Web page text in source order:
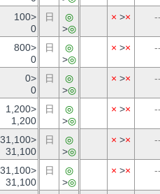
100>
0
日
◎
>◎
× >×
800>
0
日
◎
>◎
× >×
0>
0
日
◎
>◎
× >×
1,200>
1,200
日
◎
>◎
× >×
31,100>
31,100
日
◎
>◎
× >×
31,100>
31,100
日
◎
>◎
× >×